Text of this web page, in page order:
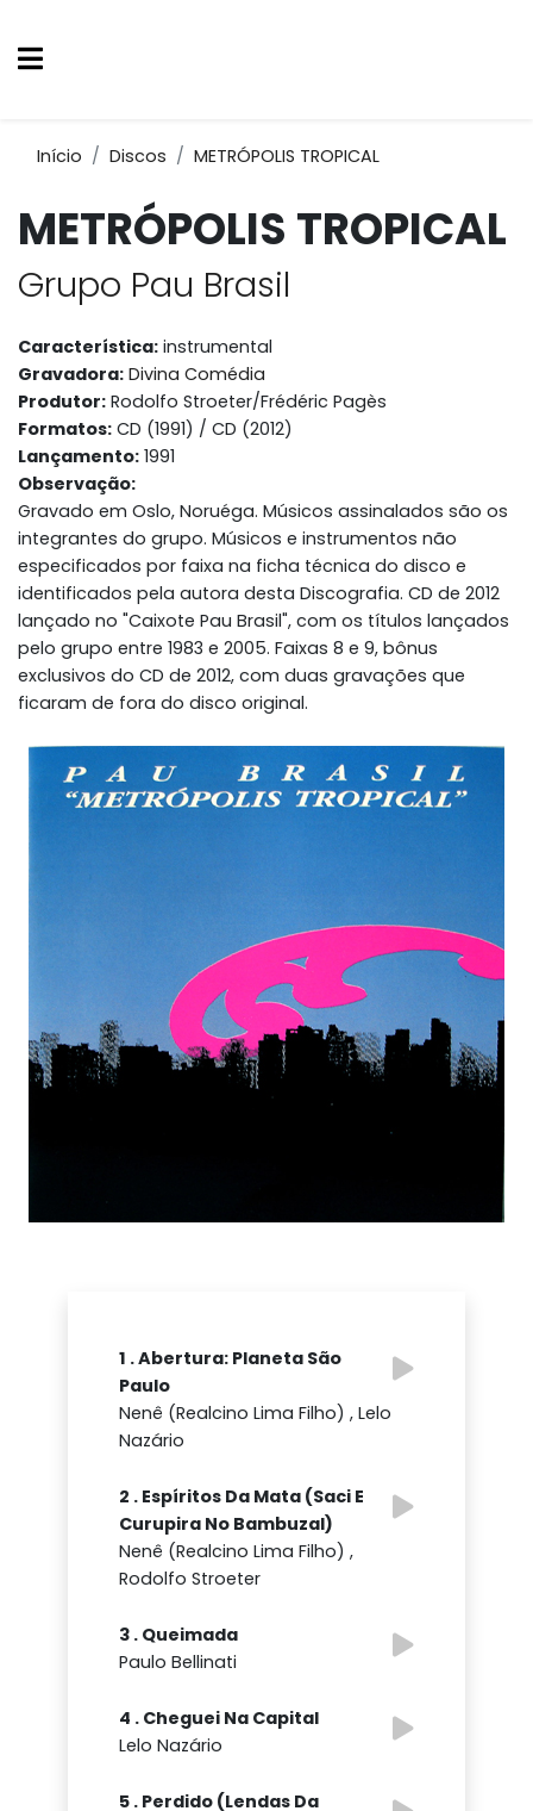
Início Discos METRÓPOLIS TROPICAL
METRÓPOLIS TROPICAL
Grupo Pau Brasil
Característica: instrumental
Gravadora: Divina Comédia
Produtor: Rodolfo Stroeter/Frédéric Pagès
Formatos: CD (1991) / CD (2012)
Lançamento: 1991
Observação:
Gravado em Oslo, Noruéga. Músicos assinalados são os
integrantes do grupo. Músicos e instrumentos não
especificados por faixa na ficha técnica do disco e
identificados pela autora desta Discografia. CD de 2012
lançado no "Caixote Pau Brasil", com os títulos lançados
pelo grupo entre 1983 e 2005. Faixas 8 e 9, bônus
exclusivos do CD de 2012, com duas gravações que
ficaram de fora do disco original.
1 . Abertura: Planeta São
Paulo
Nenê (Realcino Lima Filho) , Lelo
Nazário
2 . Espíritos Da Mata (Saci E
Curupira No Bambuzal)
Nenê (Realcino Lima Filho) ,
Rodolfo Stroeter
3 . Queimada
Paulo Bellinati
4 . Cheguei Na Capital
Lelo Nazário
5 . Perdido (Lendas Da